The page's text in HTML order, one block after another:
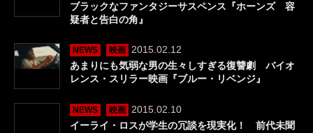
ブラックなファンタジーサスペンス『ホーンズ 容
疑者と告白の角』
NEWS 映画
2015.02.12
あまりにも気弱な男の生々しすぎる復讐劇 バイオ
レンス・スリラー映画『ブルー・リベンジ』
NEWS 映画
2015.02.10
イーライ・ロスが学生の冗談を現実化！ 前代未聞